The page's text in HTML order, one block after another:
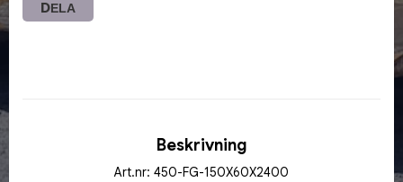
DELA
Beskrivning
Art.nr: 450-FG-150X60X2400